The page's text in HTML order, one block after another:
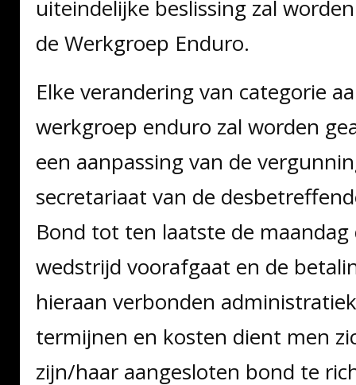
uiteindelijke beslissing zal
de Werkgroep Enduro.
Elke verandering van categorie
werkgroep enduro zal worden
een aanpassing van de
secretariaat van de
Bond tot ten laatste de maandag
wedstrijd voorafgaat en de
hieraan verbonden
termijnen en kosten dient men
zijn/haar aangesloten bond te